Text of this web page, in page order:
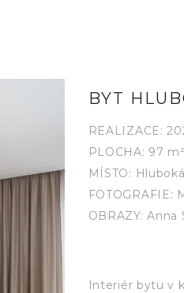
BYT
REALIZACE:
PLOCHA: 97 m²
MÍSTO:
FOTOGRAFIE:
OBRAZY: Anna
Interiér bytu v